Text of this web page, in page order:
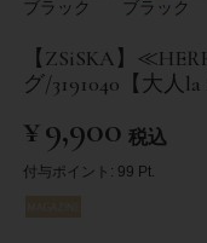
ブラック ブラック
【ZSiSKA】
グ/3191040【大人la
¥9,900 税込
付与ポイント: 99 Pt.